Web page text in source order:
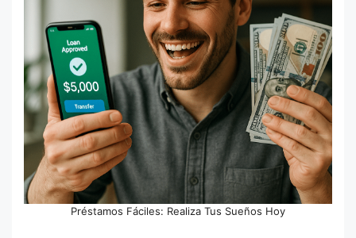
Préstamos Fáciles: Realiza Tus Sueños Hoy